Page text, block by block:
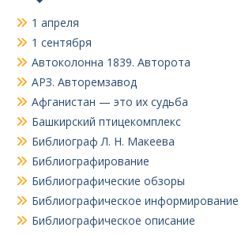
1 апреля
1 сентября
Автоколонна 1839. Авторота
АРЗ. Авторемзавод
Афганистан — это их судьба
Башкирский птицекомплекс
Библиограф Л. Н. Макеева
Библиографирование
Библиографические обзоры
Библиографическое информирование
Библиографическое описание